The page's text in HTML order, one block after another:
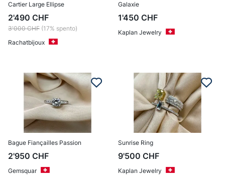
Cartier Large Ellipse
2'490 CHF
3'000 CHF (17% spento)
Rachatbijoux
Galaxie
1'450 CHF
Kaplan Jewelry
Bague Fiançailles Passion
2'950 CHF
Gemsquar
Sunrise Ring
9'500 CHF
Kaplan Jewelry